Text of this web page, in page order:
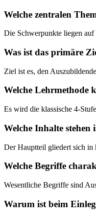
Welche zentralen
Die Schwerpunkte liegen
Was ist das primäre
Ziel ist es, den
Welche Lehrmethode
Es wird die klassische 4-
Welche Inhalte
Der Hauptteil gliedert sich in
Welche Begriffe
Wesentliche Begriffe sind
Warum ist beim